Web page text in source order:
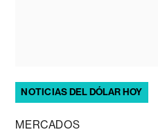
NOTICIAS DEL DÓLAR HOY
MERCADOS